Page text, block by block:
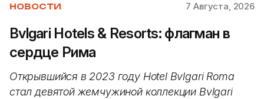
НОВОСТИ 7 Августа, 2026
Bvlgari Hotels & Resorts: флагман в
сердце Рима
Открывшийся в 2023 году Hotel Bvlgari Roma
стал девятой жемчужиной коллекции Bvlgari